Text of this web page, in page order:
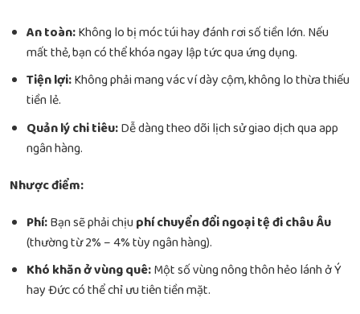
An toàn:Không lo bị móc túi hay đánh rơi số tiền lớn. Nếu
mất thẻ, bạn có thể khóa ngay lập tức qua ứng dụng.
Tiện lợi:Không phải mang vác ví dày cộm, không lo thừa thiếu
tiền lẻ.
Quản lý chi tiêu:Dễ dàng theo dõi lịch sử giao dịch qua app
ngân hàng.
Nhược điểm:
Phí:Bạn sẽ phải chịuphí chuyển đổi ngoại tệ đi châu Âu
(thường từ 2% – 4% tùy ngân hàng).
Khó khăn ở vùng quê:Một số vùng nông thôn hẻo lánh ở Ý
hay Đức có thể chỉ ưu tiên tiền mặt.